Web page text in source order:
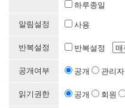
하루종일
알림설정 사용
반복설정 반복설정
공개여부 공개 관리자
읽기권한 공개 회원